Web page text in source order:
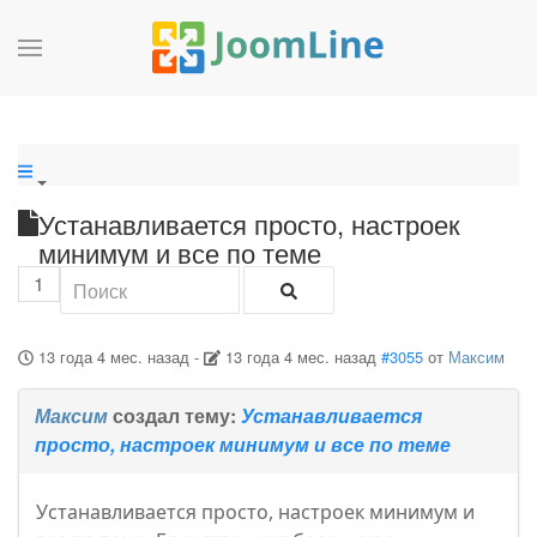
Устанавливается просто, настроек
минимум и все по теме
1
13 года 4 мес. назад- 13 года 4 мес. назад #3055 от Максим
Максимсоздал тему: Устанавливается
просто, настроек минимум и все по теме
Устанавливается просто, настроек минимум и